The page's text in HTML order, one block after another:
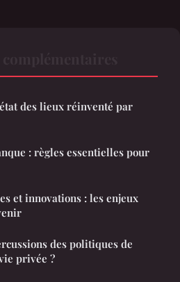
des lieux réinventé par
: règles essentielles pour
et innovations : les enjeux
des politiques de
privée ?